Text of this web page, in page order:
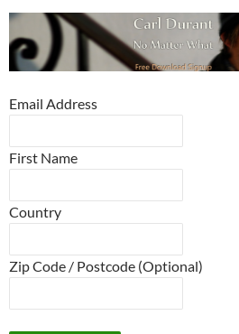
Email Address
First Name
Country
Zip Code / Postcode (Optional)